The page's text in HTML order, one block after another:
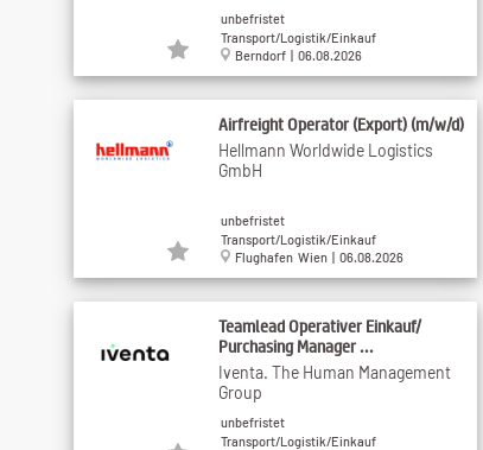
unbefristet
Transport/Logistik/Einkauf
Berndorf | 06.08.2026
Airfreight Operator (Export) (m/w/d)
Hellmann Worldwide Logistics
GmbH
unbefristet
Transport/Logistik/Einkauf
Flughafen Wien | 06.08.2026
Teamlead Operativer Einkauf/
Purchasing Manager ...
Iventa. The Human Management
Group
unbefristet
Transport/Logistik/Einkauf